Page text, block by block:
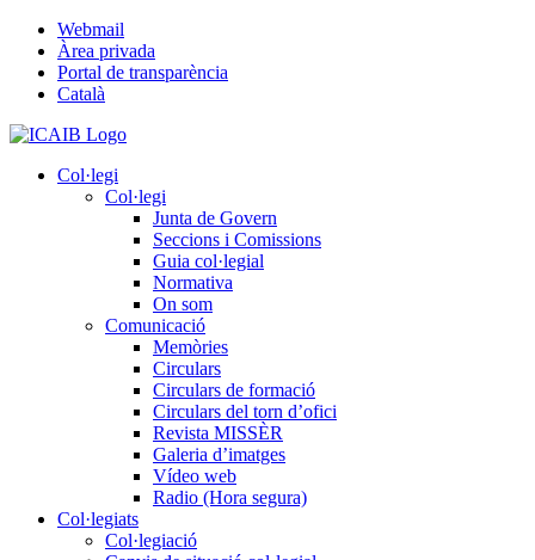
Skip
content
Webmail
Àrea privada
Portal de transparència
Català
Col·legi
Col·legi
Junta de Govern
Seccions i Comissions
Guia col·legial
Normativa
On som
Comunicació
Memòries
Circulars
Circulars de formació
Circulars del torn d’ofici
Revista MISSÈR
Galeria d’imatges
Vídeo web
Radio (Hora segura)
Col·legiats
Col·legiació